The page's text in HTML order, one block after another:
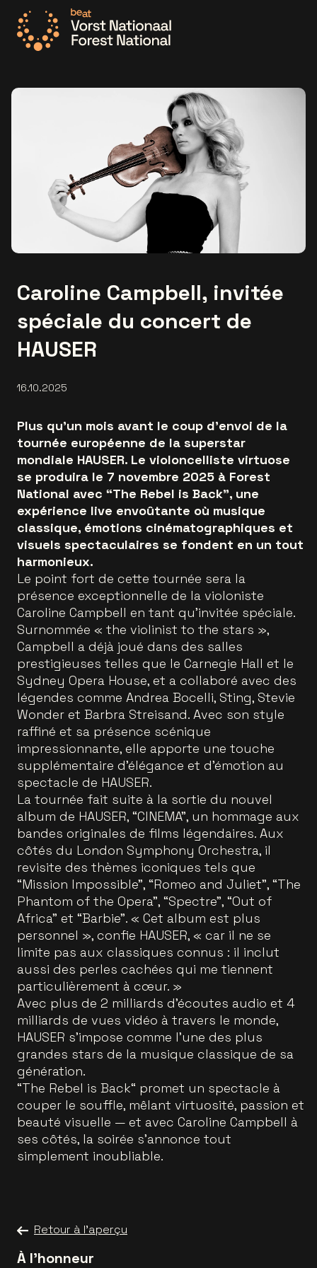
Caroline Campbell, invitée
spéciale du concert de
HAUSER
16.10.2025
Plus qu’un mois avant le coup d’envoi de la
tournée européenne de la superstar
mondiale HAUSER. Le violoncelliste virtuose
se produira le 7 novembre 2025 à Forest
National avec “The Rebel is Back”, une
expérience live envoûtante où musique
classique, émotions cinématographiques et
visuels spectaculaires se fondent en un tout
harmonieux.
Le point fort de cette tournée sera la
présence exceptionnelle de la violoniste
Caroline Campbell en tant qu’invitée spéciale.
Surnommée « the violinist to the stars »,
Campbell a déjà joué dans des salles
prestigieuses telles que le Carnegie Hall et le
Sydney Opera House, et a collaboré avec des
légendes comme Andrea Bocelli, Sting, Stevie
Wonder et Barbra Streisand. Avec son style
raffiné et sa présence scénique
impressionnante, elle apporte une touche
supplémentaire d’élégance et d’émotion au
spectacle de HAUSER.
La tournée fait suite à la sortie du nouvel
album de HAUSER, “CINEMA”, un hommage aux
bandes originales de films légendaires. Aux
côtés du London Symphony Orchestra, il
revisite des thèmes iconiques tels que
“Mission Impossible”, “Romeo and Juliet”, “The
Phantom of the Opera”, “Spectre”, “Out of
Africa” et “Barbie”. « Cet album est plus
personnel », confie HAUSER, « car il ne se
limite pas aux classiques connus : il inclut
aussi des perles cachées qui me tiennent
particulièrement à cœur. »
Avec plus de 2 milliards d’écoutes audio et 4
milliards de vues vidéo à travers le monde,
HAUSER s’impose comme l’une des plus
grandes stars de la musique classique de sa
génération.
“The Rebel is Back“ promet un spectacle à
couper le souffle, mêlant virtuosité, passion et
beauté visuelle — et avec Caroline Campbell à
ses côtés, la soirée s’annonce tout
simplement inoubliable.
Retour à l'aperçu
À l'honneur